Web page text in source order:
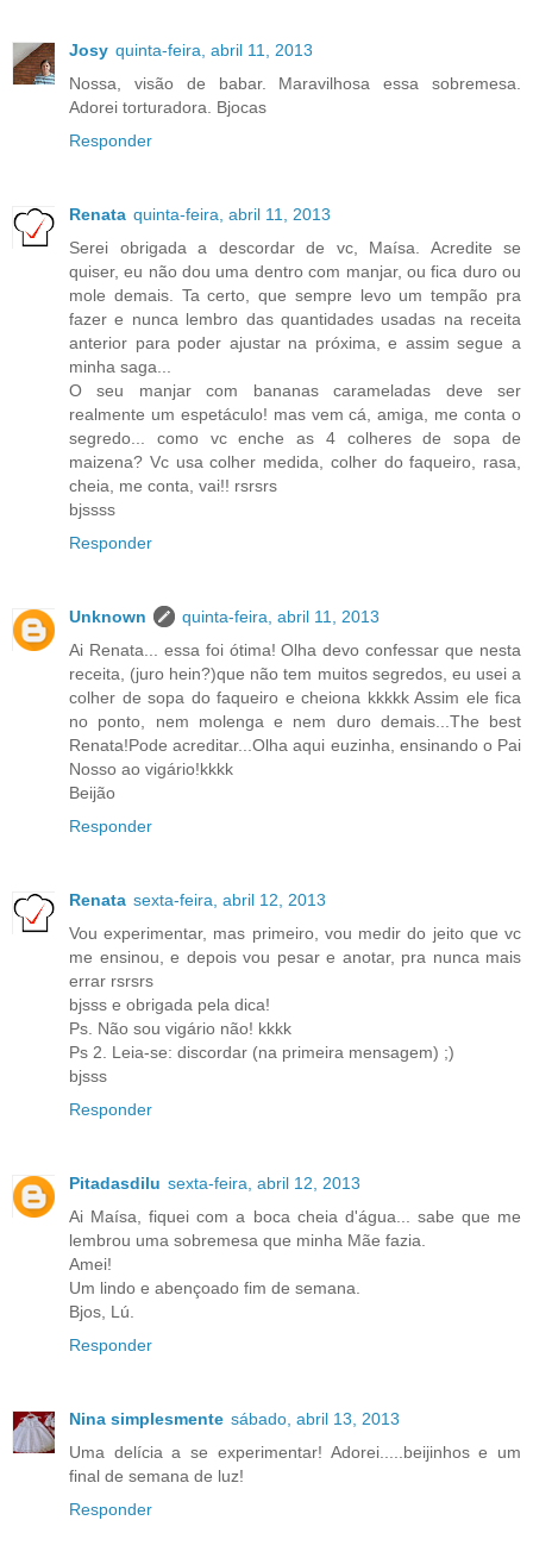
Josy quinta-feira, abril 11, 2013
Nossa, visão de babar. Maravilhosa essa sobremesa.
Adorei torturadora. Bjocas
Responder
Renata quinta-feira, abril 11, 2013
Serei obrigada a descordar de vc, Maísa. Acredite se
quiser, eu não dou uma dentro com manjar, ou fica duro ou
mole demais. Ta certo, que sempre levo um tempão pra
fazer e nunca lembro das quantidades usadas na receita
anterior para poder ajustar na próxima, e assim segue a
minha saga...
O seu manjar com bananas carameladas deve ser
realmente um espetáculo! mas vem cá, amiga, me conta o
segredo... como vc enche as 4 colheres de sopa de
maizena? Vc usa colher medida, colher do faqueiro, rasa,
cheia, me conta, vai!! rsrsrs
bjssss
Responder
Unknown
quinta-feira, abril 11, 2013
Ai Renata... essa foi ótima! Olha devo confessar que nesta
receita, (juro hein?)que não tem muitos segredos, eu usei a
colher de sopa do faqueiro e cheiona kkkkk Assim ele fica
no ponto, nem molenga e nem duro demais...The best
Renata!Pode acreditar...Olha aqui euzinha, ensinando o Pai
Nosso ao vigário!kkkk
Beijão
Responder
Renata sexta-feira, abril 12, 2013
Vou experimentar, mas primeiro, vou medir do jeito que vc
me ensinou, e depois vou pesar e anotar, pra nunca mais
errar rsrsrs
bjsss e obrigada pela dica!
Ps. Não sou vigário não! kkkk
Ps 2. Leia-se: discordar (na primeira mensagem) ;)
bjsss
Responder
Pitadasdilu sexta-feira, abril 12, 2013
Ai Maísa, fiquei com a boca cheia d'água... sabe que me
lembrou uma sobremesa que minha Mãe fazia.
Amei!
Um lindo e abençoado fim de semana.
Bjos, Lú.
Responder
Nina simplesmente sábado, abril 13, 2013
Uma delícia a se experimentar! Adorei.....beijinhos e um
final de semana de luz!
Responder